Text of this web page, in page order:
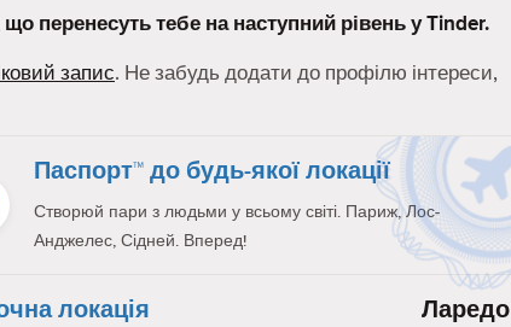
перенесуть тебе на наступний рівень у Tinder.
запис. Не забудь додати до профілю інтереси,
Паспорт™ до будь-якої локації
Створюй пари з людьми у всьому світі. Париж, Лос-
Анджелес, Сідней. Вперед!
локація Ларедо